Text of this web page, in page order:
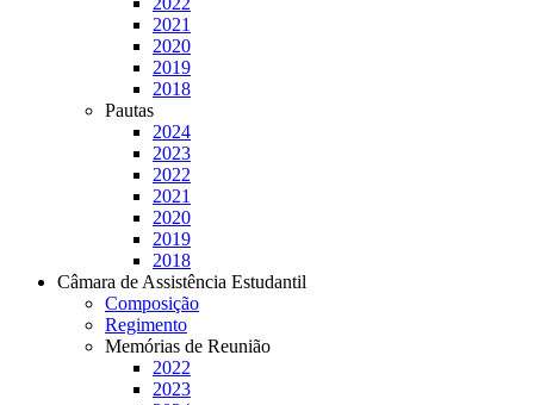
2021
2020
2019
2018
Pautas
2024
2023
2022
2021
2020
2019
2018
Câmara de Assistência Estudantil
Composição
Regimento
Memórias de Reunião
2022
2023